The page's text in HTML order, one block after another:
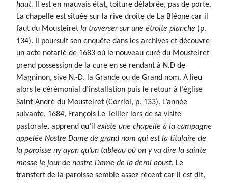
haut. Il est en mauvais état, toiture délabrée, pas de porte.
La chapelle est située sur la rive droite de La Bléone car il
faut du Mousteiret la traverser sur une étroite planche (p.
134). Il poursuit son enquête dans les archives et découvre
un acte notarié de 1683 où le nouveau curé du Mousteiret
prend possession de la cure en se rendant à N.D de
Magninon, sive N.-D. la Grande ou de Grand nom. A lieu
alors le cérémonial d’installation puis le retour à l’église
Saint-André du Mousteiret (Corriol, p. 133). L’année
suivante, 1684, François Le Tellier lors de sa visite
pastorale, apprend qu’il existe une chapelle à la campagne
appelée Nostre Dame de grand nom qui est la titulaire de
la paroisse ny ayan qu’un tableau où on y va dire la sainte
messe le jour de nostre Dame de la demi aoust. Le
transfert de la paroisse semble assez récent car il est dit,